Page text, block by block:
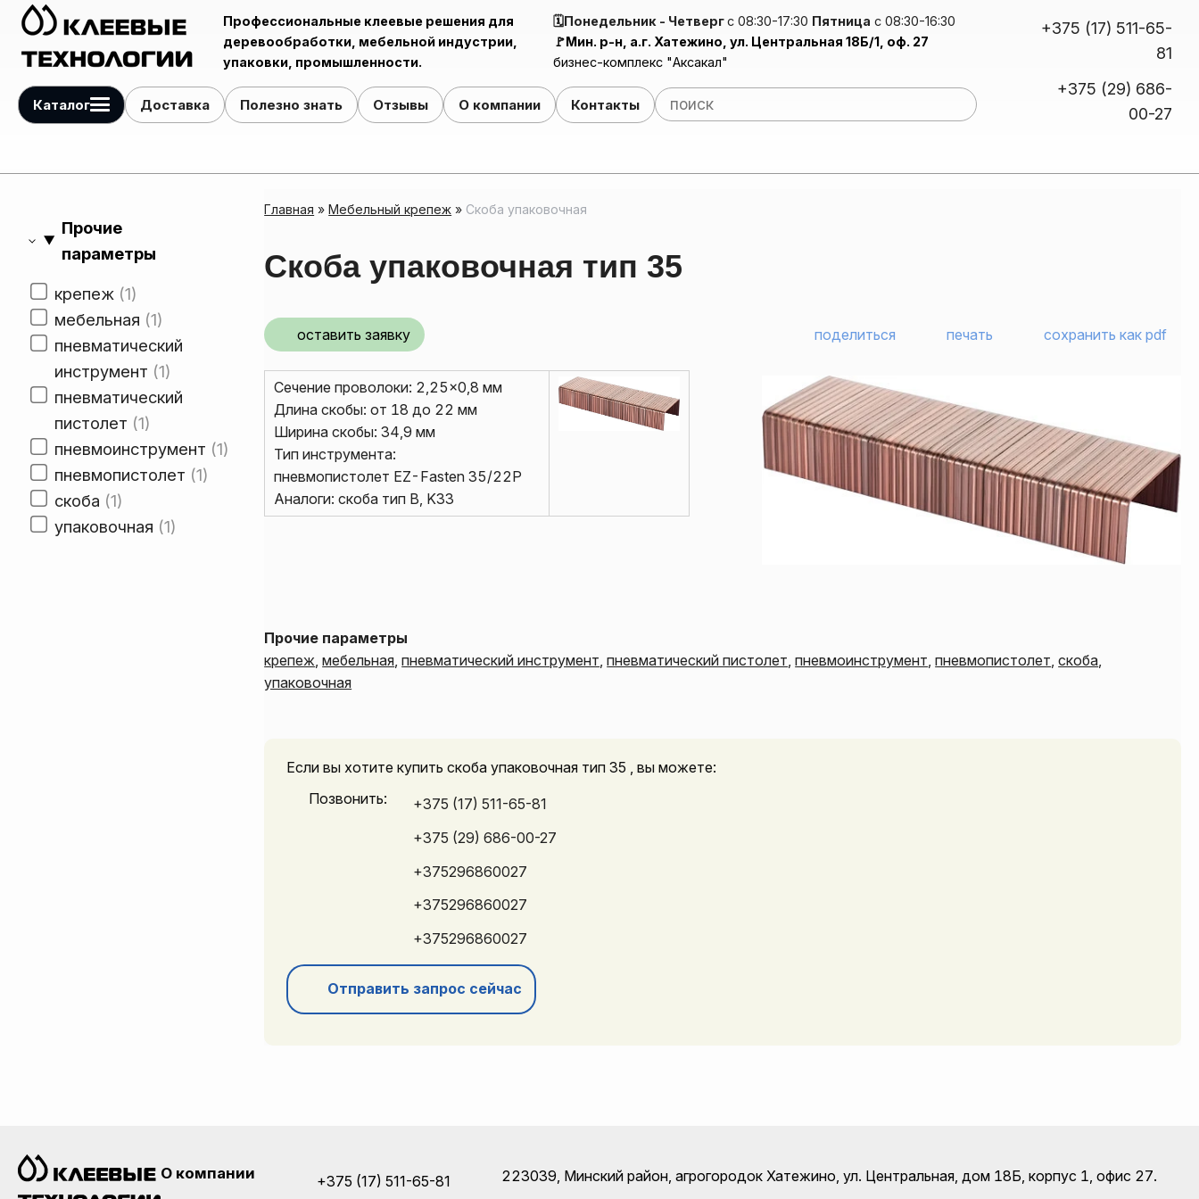
Профессиональные клеевые решения для
деревообработки, мебельной индустрии,
упаковки, промышленности.
🗓️Понедельник - Четвергс 08:30-17:30 Пятница с 08:30-16:30
🚩Мин. р-н, а.г. Хатежино, ул. Центральная 18Б/1, оф. 27
бизнес-комплекс "Аксакал"
Каталог Доставка Полезно знать Отзывы О компании Контакты
+375 (17) 511-65-
81
+375 (29) 686-
00-27
Прочие
параметры
крепеж 1
мебельная 1
пневматический
инструмент 1
пневматический
пистолет 1
пневмоинструмент 1
пневмопистолет 1
скоба 1
упаковочная 1
Главная » Мебельный крепеж » Скоба упаковочная
Скоба упаковочная тип 35
оставить заявку поделиться печать сохранить как pdf
Сечение проволоки: 2,25×0,8 мм
Длина скобы: от 18 до 22 мм
Ширина скобы: 34,9 мм
Тип инструмента:
пневмопистолет EZ-Fasten 35/22P
Аналоги: скоба тип B, K33
Прочие параметры
крепеж ,мебельная ,пневматический инструмент ,пневматический пистолет ,пневмоинструмент ,пневмопистолет ,скоба
упаковочная
Если вы хотите купить скоба упаковочная тип 35 , вы можете:
Позвонить:
+375 (17) 511-65-81
+375 (29) 686-00-27
+375296860027
+375296860027
+375296860027
Отправить запрос сейчас
О компании
+375 (17) 511-65-81
223039, Минский район, агрогородок Хатежино, ул. Центральная, дом 18Б, корпус 1, офис 27.